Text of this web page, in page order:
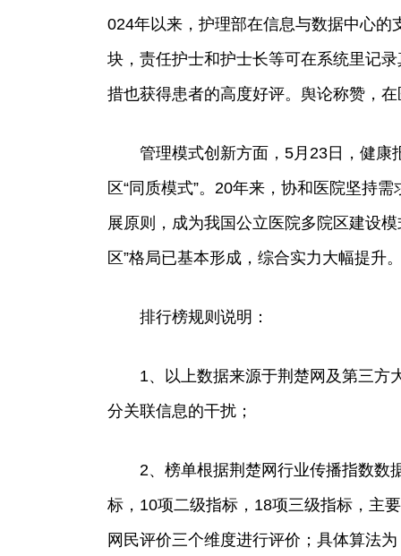
024年以来，护理部在信息与数据中心
块，责任护士和护士长等可在系统里记
措也获得患者的高度好评。舆论称赞，
管理模式创新方面，5月23日，健
区“同质模式”。20年来，协和医院坚持
展原则，成为我国公立医院多院区建设
区”格局已基本形成，综合实力大幅提升
排行榜规则说明：
1、以上数据来源于荆楚网及第三方
分关联信息的干扰；
2、榜单根据荆楚网行业传播指数数
标，10项二级指标，18项三级指标，主
网民评价三个维度进行评价；具体算法